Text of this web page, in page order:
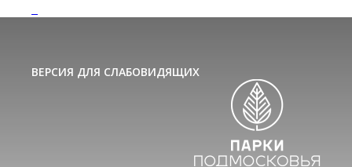
ВЕРСИЯ ДЛЯ СЛАБОВИДЯЩИХ